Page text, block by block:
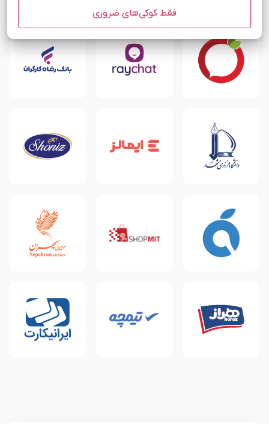
فقط کوکی‌های ضروری